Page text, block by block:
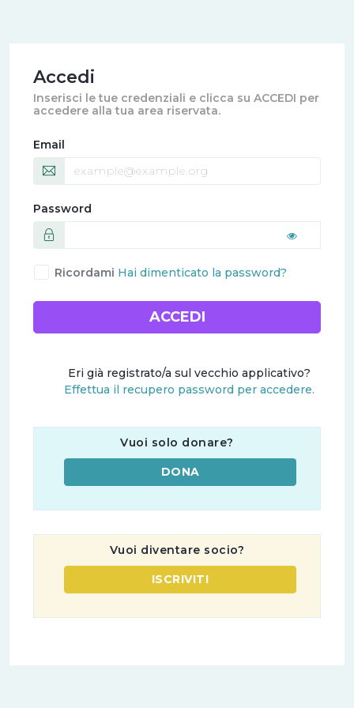
Accedi
Inserisci le tue credenziali e clicca su ACCEDI per
accedere alla tua area riservata.
Email
Password
Ricordami Hai dimenticato la password?
ACCEDI
Eri già registrato/a sul vecchio applicativo?
Effettua il recupero password per accedere.
Vuoi solo donare?
DONA
Vuoi diventare socio?
ISCRIVITI